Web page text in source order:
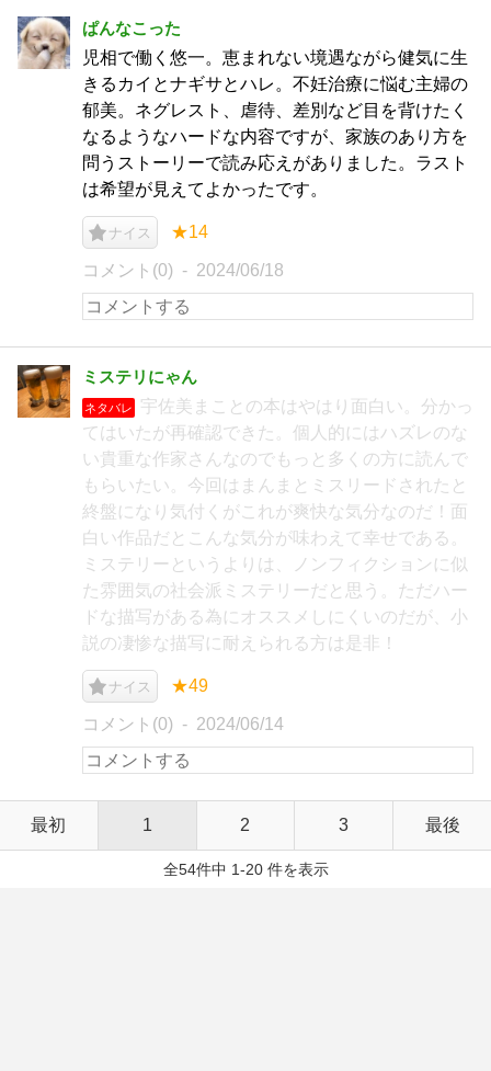
ぱんなこった
児相で働く悠一。恵まれない境遇ながら健気に生
きるカイとナギサとハレ。不妊治療に悩む主婦の
郁美。ネグレスト、虐待、差別など目を背けたく
なるようなハードな内容ですが、家族のあり方を
問うストーリーで読み応えがありました。ラスト
は希望が見えてよかったです。
ナイス ★14
コメント(0) 2024/06/18
ミステリにゃん
ネタバレ
宇佐美まことの本はやはり面白い。分かっ
てはいたが再確認できた。個人的にはハズレのな
い貴重な作家さんなのでもっと多くの方に読んで
もらいたい。今回はまんまとミスリードされたと
終盤になり気付くがこれが爽快な気分なのだ！面
白い作品だとこんな気分が味わえて幸せである。
ミステリーというよりは、ノンフィクションに似
た雰囲気の社会派ミステリーだと思う。ただハー
ドな描写がある為にオススメしにくいのだが、小
説の凄惨な描写に耐えられる方は是非！
ナイス ★49
コメント(0) 2024/06/14
最初 1 2 3 最後
全54件中 1-20 件を表示